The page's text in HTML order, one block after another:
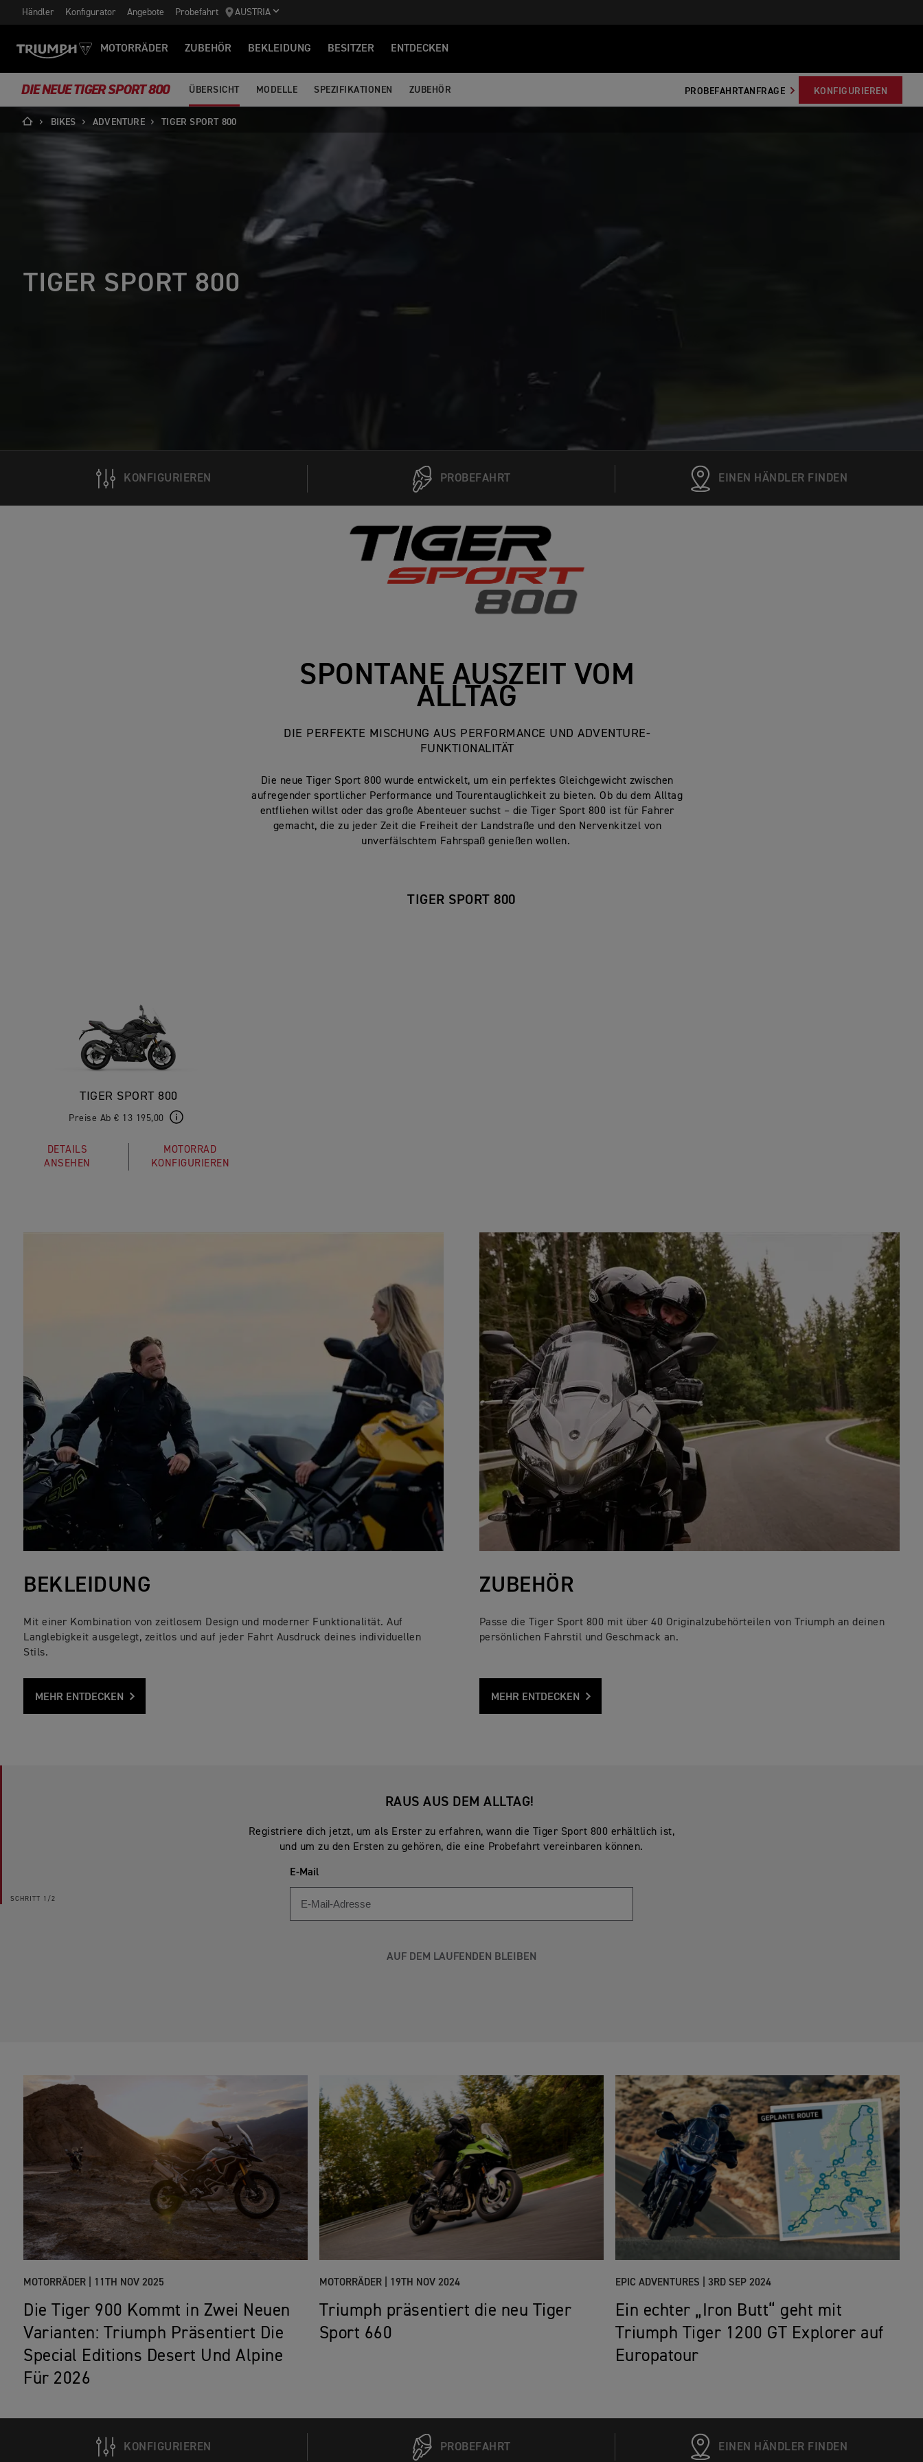
Händler Konfigurator Angebote Probefahrt AUSTRIA
MOTORRÄDER ZUBEHÖR BEKLEIDUNG BESITZER ENTDECKEN
DIE NEUE TIGER SPORT 800 ÜBERSICHT MODELLE SPEZIFIKATIONEN ZUBEHÖR PROBEFAHRTANFRAGE KONFIGURIEREN
BIKES ADVENTURE TIGER SPORT 800
TIGER SPORT 800
KONFIGURIEREN PROBEFAHRT EINEN HÄNDLER FINDEN
SPONTANE AUSZEIT VOM
ALLTAG
DIE PERFEKTE MISCHUNG AUS PERFORMANCE UND ADVENTURE-
FUNKTIONALITÄT
Die neue Tiger Sport 800 wurde entwickelt, um ein perfektes Gleichgewicht zwischen
aufregender sportlicher Performance und Tourentauglichkeit zu bieten. Ob du dem Alltag
entfliehen willst oder das große Abenteuer suchst – die Tiger Sport 800 ist für Fahrer
gemacht, die zu jeder Zeit die Freiheit der Landstraße und den Nervenkitzel von
unverfälschtem Fahrspaß genießen wollen.
TIGER SPORT 800
TIGER SPORT 800
Preise Ab € 13 195,00
DETAILS
ANSEHEN
MOTORRAD
KONFIGURIEREN
BEKLEIDUNG
Mit einer Kombination von zeitlosem Design und moderner Funktionalität. Auf
Langlebigkeit ausgelegt, zeitlos und auf jeder Fahrt Ausdruck deines individuellen
Stils.
MEHR ENTDECKEN
ZUBEHÖR
Passe die Tiger Sport 800 mit über 40 Originalzubehörteilen von Triumph an deinen
persönlichen Fahrstil und Geschmack an.
MEHR ENTDECKEN
SCHRITT 1/2
RAUS AUS DEM ALLTAG! ​
Registriere dich jetzt, um als Erster zu erfahren, wann die Tiger Sport 800 erhältlich ist,
und um zu den Ersten zu gehören, die eine Probefahrt vereinbaren können.
E-Mail
AUF DEM LAUFENDEN BLEIBEN
MOTORRÄDER | 11TH NOV 2025
Die Tiger 900 Kommt in Zwei Neuen
Varianten: Triumph Präsentiert Die
Special Editions Desert Und Alpine
Für 2026
MOTORRÄDER | 19TH NOV 2024
Triumph präsentiert die neu Tiger
Sport 660
EPIC ADVENTURES | 3RD SEP 2024
Ein echter „Iron Butt“ geht mit
Triumph Tiger 1200 GT Explorer auf
Europatour
KONFIGURIEREN PROBEFAHRT EINEN HÄNDLER FINDEN